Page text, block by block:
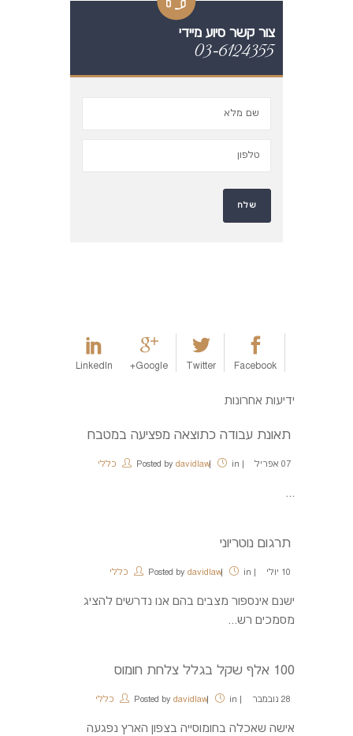
צור קשר סיוע מיידי
03-6124355
Facebook
Twitter
Google+
LinkedIn
ידיעות אחרונות
תאונת עבודה כתוצאה מפציעה במטבח
07 אפריל Posted by davidlaw in כללי
...
תרגום נוטריוני
10 יולי Posted by davidlaw in כללי
ישנם אינספור מצבים בהם אנו נדרשים להציג
מסמכים רש...
100 אלף שקל בגלל צלחת חומוס
28 נובמבר Posted by davidlaw in כללי
אישה שאכלה בחומוסייה בצפון הארץ נפגעה